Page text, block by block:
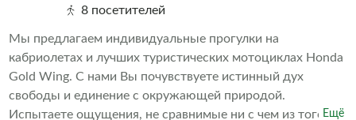
8 посетителей
Мы предлагаем индивидуальные прогулки на
кабриолетах и лучших туристических мотоциклах Honda
Gold Wing. С нами Вы почувствуете истинный дух
свободы и единение с окружающей природой.
Испытаете ощущения, не сравнимые ни с чем из того,Ещё